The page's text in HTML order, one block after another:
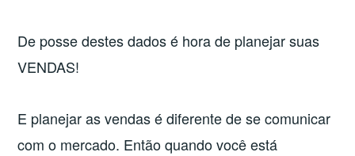
De posse destes dados é hora de planejar suas
VENDAS!
E planejar as vendas é diferente de se comunicar
com o mercado. Então quando você está